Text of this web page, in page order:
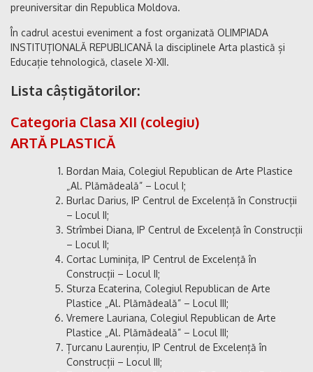
preuniversitar din Republica Moldova.
În cadrul acestui eveniment a fost organizată OLIMPIADA
INSTITUȚIONALĂ REPUBLICANĂ la disciplinele Arta plastică și
Educație tehnologică, clasele XI-XII.
Lista câștigătorilor:
Categoria Clasa XII (colegiu)
ARTĂ PLASTICĂ
Bordan Maia, Colegiul Republican de Arte Plastice
„Al. Plămădeală” – Locul I;
Burlac Darius, IP Centrul de Excelență în Construcții
– Locul II;
Strîmbei Diana, IP Centrul de Excelență în Construcții
– Locul II;
Cortac Luminița, IP Centrul de Excelență în
Construcții – Locul II;
Sturza Ecaterina, Colegiul Republican de Arte
Plastice „Al. Plămădeală” – Locul III;
Vremere Lauriana, Colegiul Republican de Arte
Plastice „Al. Plămădeală” – Locul III;
Țurcanu Laurențiu, IP Centrul de Excelență în
Construcții – Locul III;